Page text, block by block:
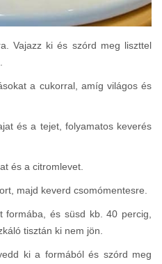
Vajazz ki és szórd meg liszttel
a cukorral, amíg világos és
és a tejet, folyamatos keverés
és a citromlevet.
majd keverd csomómentesre.
és süsd kb. 40 percig,
tisztán ki nem jön.
ki a formából és szórd meg